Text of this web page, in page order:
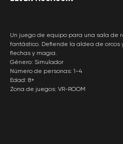
Un juego de equipo para una sala de
fantástico. Defiende la aldea de orcos
flechas y magia.
Género: Simulador
Número de personas: 1-4
Edad: 8+
Zona de juegos: VR-ROOM